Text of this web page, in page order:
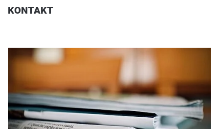
KONTAKT